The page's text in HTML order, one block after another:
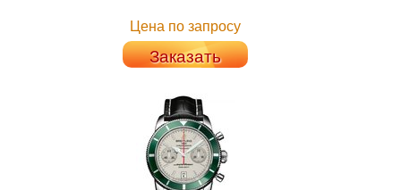
Цена по запросу
Заказать